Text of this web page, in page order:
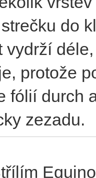
do
vydrží
protože
fólií durch
zezadu.